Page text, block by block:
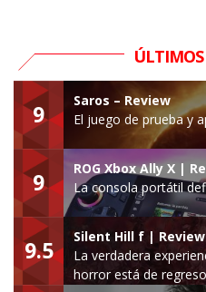
9
Saros – Review
El juego de prueba y
9
ROG Xbox Ally X |
La consola portátil
9.5
Silent Hill f | Review
La verdadera
horror está de regreso